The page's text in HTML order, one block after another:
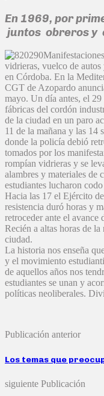
En 1969, por
juntos obreros y
vidrieras, vuelco de
en Córdoba. En la
CGT de Azopardo
mayo. Un día antes, el
fábricas del cordón
de la ciudad en un paro
11 de la mañana y las 14
donde la policía debió
tomados por los
rompían vidrieras y se
alambres y materiales de
estudiantes lucharon
Hacia las 17 el Ejército
resistencia duró horas y
retroceder ante el avance
Recién a altas horas de
ciudad.
La historia nos enseña
y el movimiento
de aquellos años nos
estudiantes se unan y
políticas neoliberales.
Publicación anterior
Los temas que
siguiente Publicación